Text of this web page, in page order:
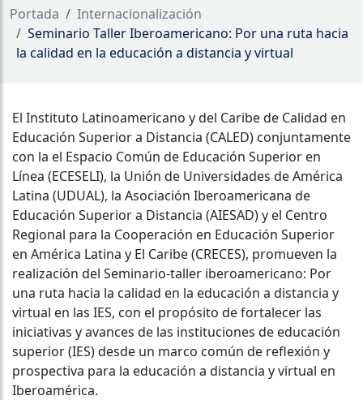
Portada
Internacionalización
Seminario Taller Iberoamericano: Por una ruta hacia
la calidad en la educación a distancia y virtual
El Instituto Latinoamericano y del Caribe de Calidad en
Educación Superior a Distancia (CALED) conjuntamente
con la el Espacio Común de Educación Superior en
Línea (ECESELI), la Unión de Universidades de América
Latina (UDUAL), la Asociación Iberoamericana de
Educación Superior a Distancia (AIESAD) y el Centro
Regional para la Cooperación en Educación Superior
en América Latina y El Caribe (CRECES), promueven la
realización del Seminario-taller iberoamericano: Por
una ruta hacia la calidad en la educación a distancia y
virtual en las IES, con el propósito de fortalecer las
iniciativas y avances de las instituciones de educación
superior (IES) desde un marco común de reflexión y
prospectiva para la educación a distancia y virtual en
Iberoamérica.